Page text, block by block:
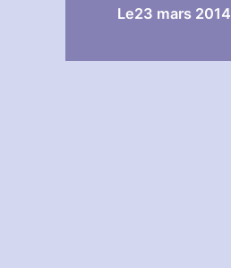
Le23 mars 2014